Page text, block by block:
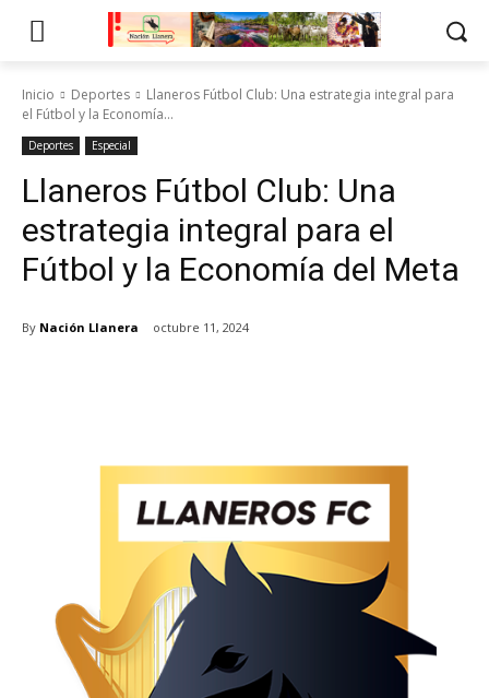
Inicio Deportes
Llaneros Fútbol Club: Una estrategia integral para
el Fútbol y la Economía...
Deportes Especial
Llaneros Fútbol Club: Una
estrategia integral para el
Fútbol y la Economía del Meta
By Nación Llanera octubre 11, 2024